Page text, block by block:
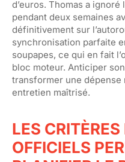
d’euros. Thomas a
pendant deux semaines
définitivement sur
synchronisation parfaite
soupapes, ce qui en fait
bloc moteur. Anticiper
transformer une dépense
entretien maîtrisé.
LES
OFFICIELS